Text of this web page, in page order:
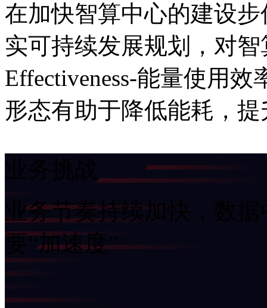
在加快智算中心的建设
实可持续发展规划，对
Effectiveness-能量使用效
形态有助于降低能耗，
业务节奏持续加快，
要“加速度”